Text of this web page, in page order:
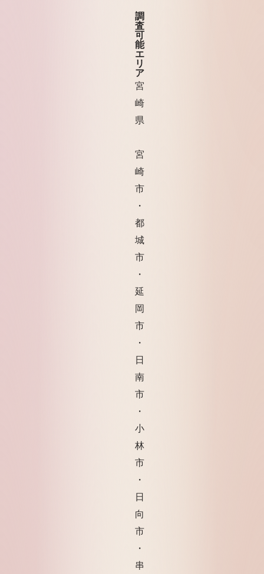
調
査
可
能
エ
リ
ア
宮
崎
県
宮
崎
市
・
都
城
市
・
延
岡
市
・
日
南
市
・
小
林
市
・
日
向
市
・
串